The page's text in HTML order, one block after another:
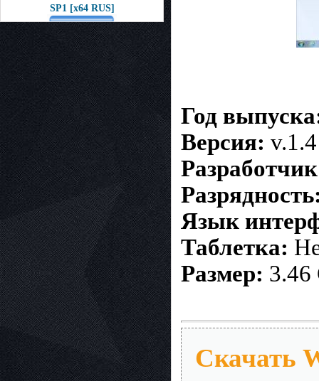
SP1 [x64 RUS]
Год
Версия: v.1.4
Язык
Таблетка:
Размер: 3.46
Скачать